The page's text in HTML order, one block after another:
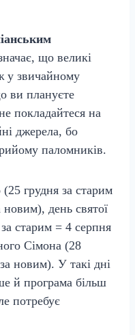
що великі
у звичайному
ви плануєте
покладайтеся на
джерела, бо
паломників.
грудня за старим
новим), день святої
старим = 4 серпня
Сімона (28
новим). У такі дні
й програма більш
потребує